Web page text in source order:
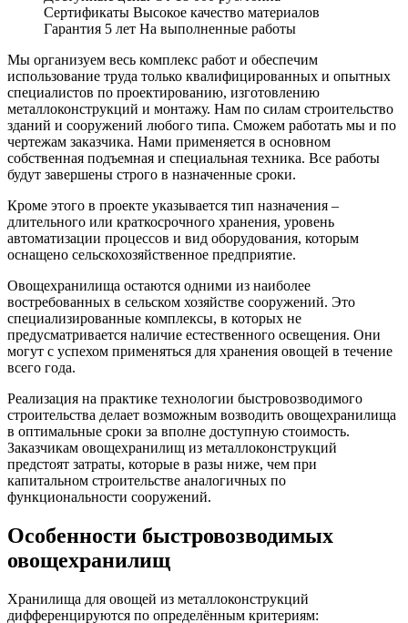
Сертификаты Высокое качество материалов
Гарантия 5 лет На выполненные работы
Мы организуем весь комплекс работ и обеспечим
использование труда только квалифицированных и опытных
специалистов по проектированию, изготовлению
металлоконструкций и монтажу. Нам по силам строительство
зданий и сооружений любого типа. Сможем работать мы и по
чертежам заказчика. Нами применяется в основном
собственная подъемная и специальная техника. Все работы
будут завершены строго в назначенные сроки.
Кроме этого в проекте указывается тип назначения –
длительного или краткосрочного хранения, уровень
автоматизации процессов и вид оборудования, которым
оснащено сельскохозяйственное предприятие.
Овощехранилища остаются одними из наиболее
востребованных в сельском хозяйстве сооружений. Это
специализированные комплексы, в которых не
предусматривается наличие естественного освещения. Они
могут с успехом применяться для хранения овощей в течение
всего года.
Реализация на практике технологии быстровозводимого
строительства делает возможным возводить овощехранилища
в оптимальные сроки за вполне доступную стоимость.
Заказчикам овощехранилищ из металлоконструкций
предстоят затраты, которые в разы ниже, чем при
капитальном строительстве аналогичных по
функциональности сооружений.
Особенности быстровозводимых
овощехранилищ
Хранилища для овощей из металлоконструкций
дифференцируются по определённым критериям: